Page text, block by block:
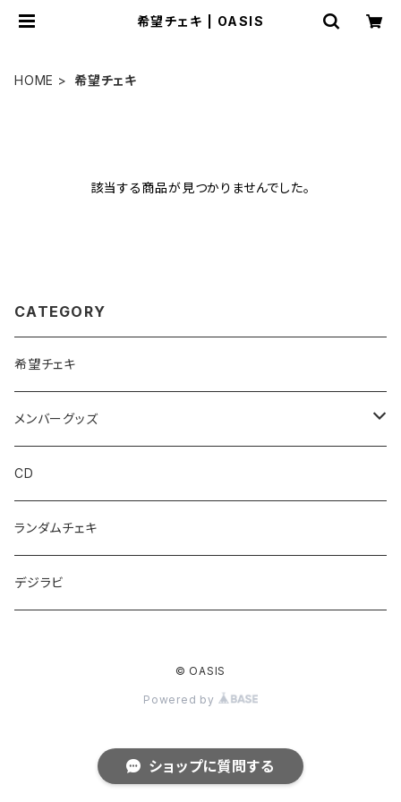
希望チェキ | OASIS
HOME 希望チェキ
該当する商品が見つかりませんでした。
CATEGORY
希望チェキ
メンバーグッズ
夕霧
Rei
CD
ランダムチェキ
デジラビ
© OASIS
Powered by
ショップに質問する